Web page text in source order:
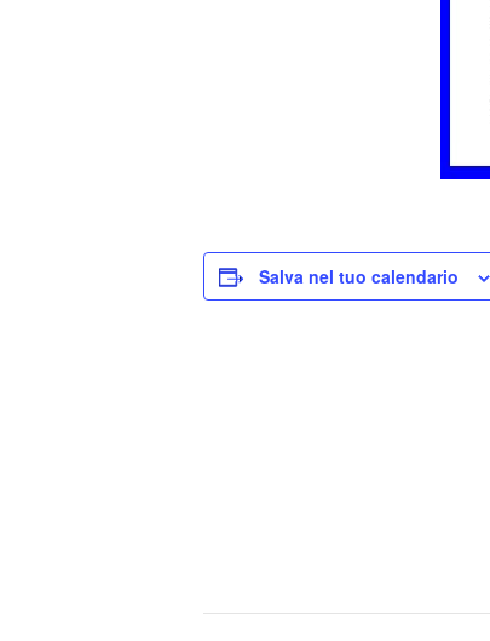
Salva nel tuo calendario